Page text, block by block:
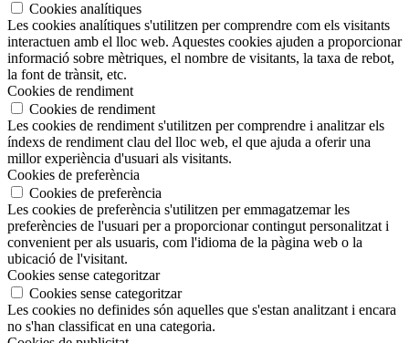
Cookies analítiques
Les cookies analítiques s'utilitzen per comprendre com els visitants
interactuen amb el lloc web. Aquestes cookies ajuden a proporcionar
informació sobre mètriques, el nombre de visitants, la taxa de rebot,
la font de trànsit, etc.
Cookies de rendiment
Cookies de rendiment
Les cookies de rendiment s'utilitzen per comprendre i analitzar els
índexs de rendiment clau del lloc web, el que ajuda a oferir una
millor experiència d'usuari als visitants.
Cookies de preferència
Cookies de preferència
Les cookies de preferència s'utilitzen per emmagatzemar les
preferències de l'usuari per a proporcionar contingut personalitzat i
convenient per als usuaris, com l'idioma de la pàgina web o la
ubicació de l'visitant.
Cookies sense categoritzar
Cookies sense categoritzar
Les cookies no definides són aquelles que s'estan analitzant i encara
no s'han classificat en una categoria.